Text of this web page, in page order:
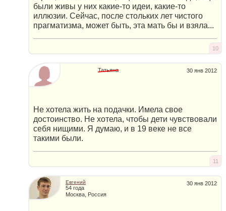
были живы у них какие-то идеи, какие-то
иллюзии. Сейчас, после стольких лет чистого
прагматизма, может быть, эта мать бы и взяла...
10
30 янв 2012
Татьяна
Не хотела жить на подачки. Имела свое
достоинство. Не хотела, чтобы дети чувствовали
себя нищими. Я думаю, и в 19 веке не все
такими были.
11
30 янв 2012
Евгений
54 года
Москва, Россия